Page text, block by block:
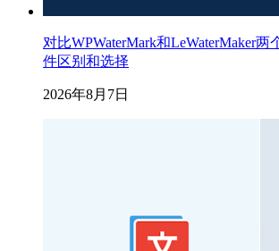
对比WPWaterMark和LeWaterMaker两
件区别和选择
2026年8月7日